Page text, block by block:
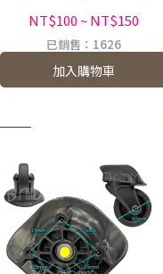
NT$100~NT$150
已銷售：1626
加入購物車